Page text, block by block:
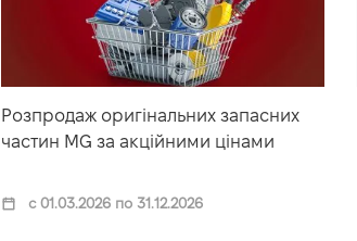
Розпродаж оригінальних запасних
частин MG за акційними цінами
с 01.03.2026 по 31.12.2026